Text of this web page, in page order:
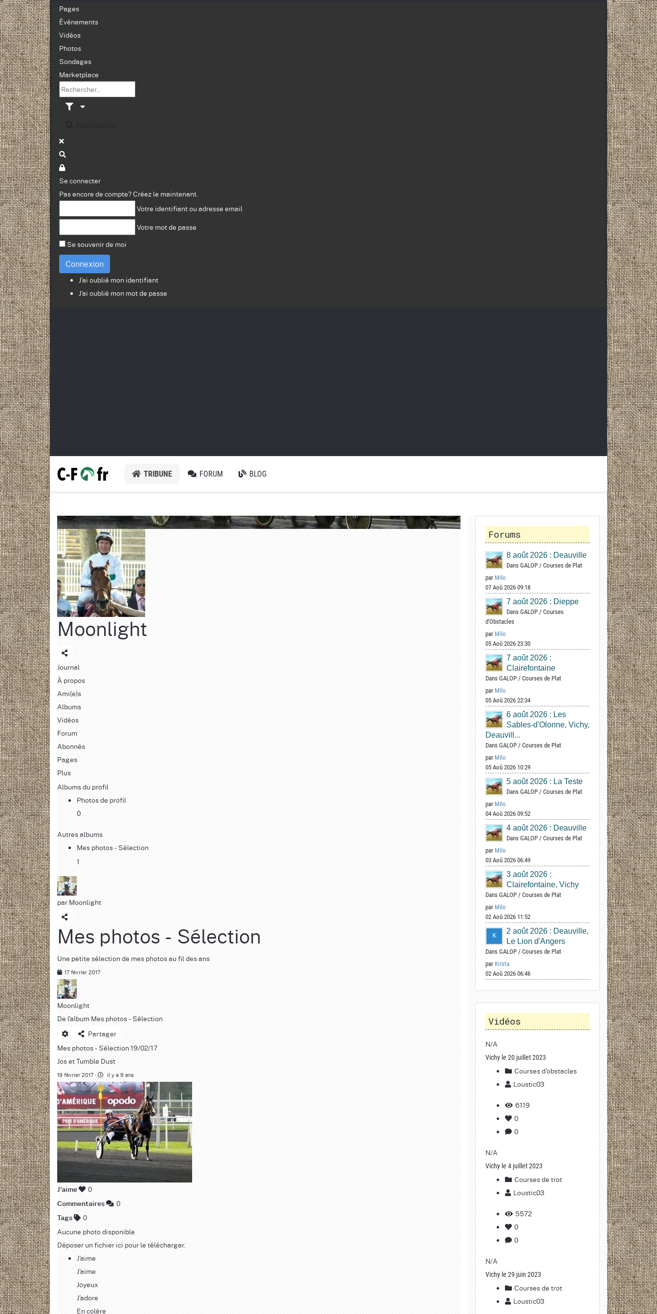
Pages
Événements
Vidéos
Photos
Sondages
Marketplace
Se connecter
Pas encore de compte? Créez le maintenant.
Votre identifiant ou adresse email
Votre mot de passe
Se souvenir de moi
Connexion
J'ai oublié mon identifiant
J'ai oublié mon mot de passe
TRIBUNE FORUM BLOG
Chargement de la couverture…Déplacer pour repositionner
Moonlight
Journal
À propos
Ami(e)s
Albums
Vidéos
Forum
Abonnés
Pages
Plus
Albums du profil
Photos de profil
0
Autres albums
Mes photos - Sélection
1
par Moonlight
Mes photos - Sélection
Une petite sélection de mes photos au fil des ans
17 février 2017
Moonlight
De l'album Mes photos - Sélection
Partager
Mes photos - Sélection 19/02/17
Jos et Tumble Dust
19 février 2017 · il y a 9 ans
J'aime 0
Commentaires 0
Tags
0
Aucune photo disponible
Déposer un fichier ici pour le télécharger.
J'aime
J'aime
Joyeux
J'adore
En colère
Forums
8 août 2026 : Deauville
Dans GALOP / Courses de Plat
par Milo
07 Aoû 2026 09:18
7 août 2026 : Dieppe
Dans GALOP / Courses
d'Obstacles
par Milo
05 Aoû 2026 23:30
7 août 2026 :
Clairefontaine
Dans GALOP / Courses de Plat
par Milo
05 Aoû 2026 22:34
6 août 2026 : Les
Sables-d'Olonne, Vichy,
Deauvill...
Dans GALOP / Courses de Plat
par Milo
05 Aoû 2026 10:29
5 août 2026 : La Teste
Dans GALOP / Courses de Plat
par Milo
04 Aoû 2026 09:52
4 août 2026 : Deauville
Dans GALOP / Courses de Plat
par Milo
03 Aoû 2026 06:49
3 août 2026 :
Clairefontaine, Vichy
Dans GALOP / Courses de Plat
par Milo
02 Aoû 2026 11:52
2 août 2026 : Deauville,
Le Lion d'Angers
Dans GALOP / Courses de Plat
par Krista
02 Aoû 2026 06:46
Vidéos
N/A
Vichy le 20 juillet 2023
Courses d'obstacles
Loustic03
6119
0
0
N/A
Vichy le 4 juillet 2023
Courses de trot
Loustic03
5572
0
0
N/A
Vichy le 29 juin 2023
Courses de trot
Loustic03